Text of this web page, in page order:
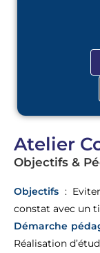
Atelier
Objectifs &
Objectifs :
constat avec un
Démarche
Réalisation